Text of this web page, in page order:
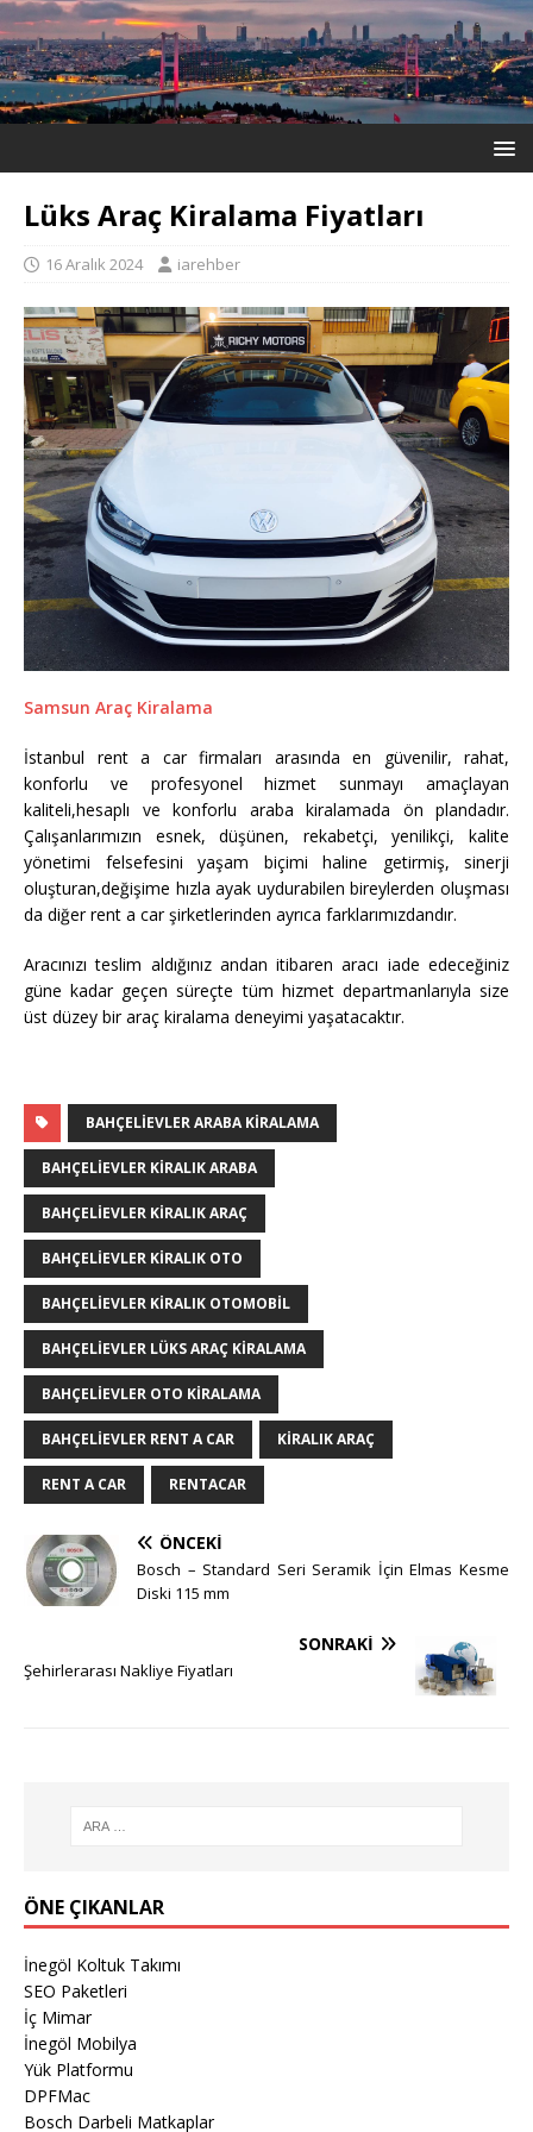
Lüks Araç Kiralama Fiyatları
16 Aralık 2024 iarehber
Samsun Araç Kiralama
İstanbul rent a car firmaları arasında en güvenilir, rahat,
konforlu ve profesyonel hizmet sunmayı amaçlayan
kaliteli,hesaplı ve konforlu araba kiralamada ön plandadır.
Çalışanlarımızın esnek, düşünen, rekabetçi, yenilikçi, kalite
yönetimi felsefesini yaşam biçimi haline getirmiş, sinerji
oluşturan,değişime hızla ayak uydurabilen bireylerden oluşması
da diğer rent a car şirketlerinden ayrıca farklarımızdandır.
Aracınızı teslim aldığınız andan itibaren aracı iade edeceğiniz
güne kadar geçen süreçte tüm hizmet departmanlarıyla size
üst düzey bir araç kiralama deneyimi yaşatacaktır.
BAHÇELIEVLER ARABA KIRALAMA
BAHÇELIEVLER KIRALIK ARABA
BAHÇELIEVLER KIRALIK ARAÇ
BAHÇELIEVLER KIRALIK OTO
BAHÇELIEVLER KIRALIK OTOMOBIL
BAHÇELIEVLER LÜKS ARAÇ KIRALAMA
BAHÇELIEVLER OTO KIRALAMA
BAHÇELIEVLER RENT A CAR KIRALIK ARAÇ
RENT A CAR RENTACAR
ÖNCEKI
Bosch – Standard Seri Seramik İçin Elmas Kesme
Diski 115 mm
SONRAKI
Şehirlerarası Nakliye Fiyatları
ÖNE ÇIKANLAR
İnegöl Koltuk Takımı
SEO Paketleri
İç Mimar
İnegöl Mobilya
Yük Platformu
DPFMac
Bosch Darbeli Matkaplar